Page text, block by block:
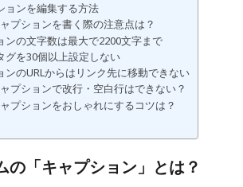
ョンを編集する方法
プションを書く際の注意点は？
の文字数は最大で2200文字まで
を30個以上設定しない
のURLからはリンク先に移動できない
プションで改行・空白行はできない？
プションをおしゃれにするコツは？
の「キャプション」とは？